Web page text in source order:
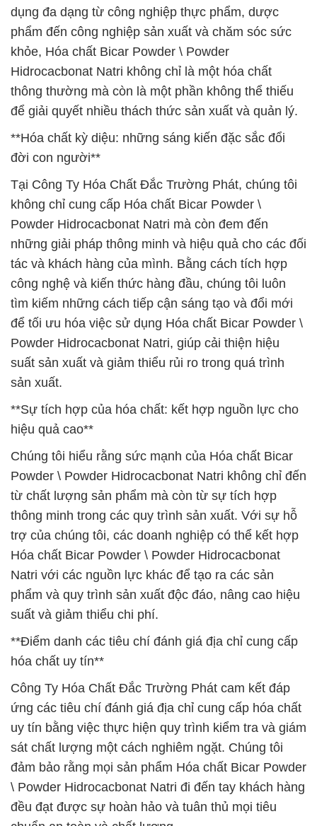
dụng đa dạng từ công nghiệp thực phẩm, dược
phẩm đến công nghiệp sản xuất và chăm sóc sức
khỏe, Hóa chất Bicar Powder \ Powder
Hidrocacbonat Natri không chỉ là một hóa chất
thông thường mà còn là một phần không thể thiếu
để giải quyết nhiều thách thức sản xuất và quản lý.
**Hóa chất kỳ diệu: những sáng kiến đặc sắc đổi
đời con người**
Tại Công Ty Hóa Chất Đắc Trường Phát, chúng tôi
không chỉ cung cấp Hóa chất Bicar Powder \
Powder Hidrocacbonat Natri mà còn đem đến
những giải pháp thông minh và hiệu quả cho các đối
tác và khách hàng của mình. Bằng cách tích hợp
công nghệ và kiến thức hàng đầu, chúng tôi luôn
tìm kiếm những cách tiếp cận sáng tạo và đổi mới
để tối ưu hóa việc sử dụng Hóa chất Bicar Powder \
Powder Hidrocacbonat Natri, giúp cải thiện hiệu
suất sản xuất và giảm thiểu rủi ro trong quá trình
sản xuất.
**Sự tích hợp của hóa chất: kết hợp nguồn lực cho
hiệu quả cao**
Chúng tôi hiểu rằng sức mạnh của Hóa chất Bicar
Powder \ Powder Hidrocacbonat Natri không chỉ đến
từ chất lượng sản phẩm mà còn từ sự tích hợp
thông minh trong các quy trình sản xuất. Với sự hỗ
trợ của chúng tôi, các doanh nghiệp có thể kết hợp
Hóa chất Bicar Powder \ Powder Hidrocacbonat
Natri với các nguồn lực khác để tạo ra các sản
phẩm và quy trình sản xuất độc đáo, nâng cao hiệu
suất và giảm thiểu chi phí.
**Điểm danh các tiêu chí đánh giá địa chỉ cung cấp
hóa chất uy tín**
Công Ty Hóa Chất Đắc Trường Phát cam kết đáp
ứng các tiêu chí đánh giá địa chỉ cung cấp hóa chất
uy tín bằng việc thực hiện quy trình kiểm tra và giám
sát chất lượng một cách nghiêm ngặt. Chúng tôi
đảm bảo rằng mọi sản phẩm Hóa chất Bicar Powder
\ Powder Hidrocacbonat Natri đi đến tay khách hàng
đều đạt được sự hoàn hảo và tuân thủ mọi tiêu